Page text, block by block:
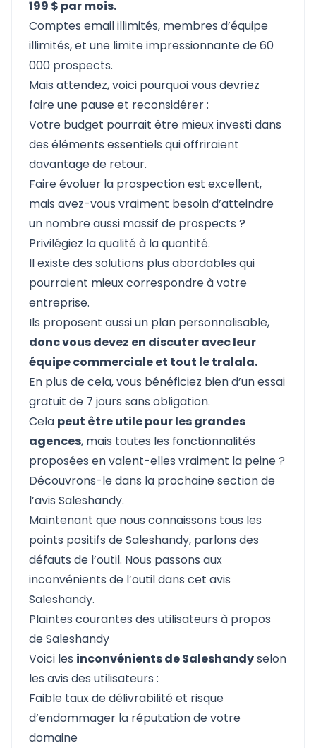
199 $ par mois.
Comptes email illimités, membres d’équipe
illimités, et une limite impressionnante de 60
000 prospects.
Mais attendez, voici pourquoi vous devriez
faire une pause et reconsidérer :
Votre budget pourrait être mieux investi dans
des éléments essentiels qui offriraient
davantage de retour.
Faire évoluer la prospection est excellent,
mais avez-vous vraiment besoin d’atteindre
un nombre aussi massif de prospects ?
Privilégiez la qualité à la quantité.
Il existe des solutions plus abordables qui
pourraient mieux correspondre à votre
entreprise.
Ils proposent aussi un plan personnalisable,
donc vous devez en discuter avec leur
équipe commerciale et tout le tralala.
En plus de cela, vous bénéficiez bien d’un essai
gratuit de 7 jours sans obligation.
Cela peut être utile pour les grandes
agences, mais toutes les fonctionnalités
proposées en valent-elles vraiment la peine ?
Découvrons-le dans la prochaine section de
l’avis Saleshandy.
Maintenant que nous connaissons tous les
points positifs de Saleshandy, parlons des
défauts de l’outil. Nous passons aux
inconvénients de l’outil dans cet avis
Saleshandy.
Plaintes courantes des utilisateurs à propos
de Saleshandy
Voici les inconvénients de Saleshandyselon
les avis des utilisateurs :
Faible taux de délivrabilité et risque
d’endommager la réputation de votre
domaine